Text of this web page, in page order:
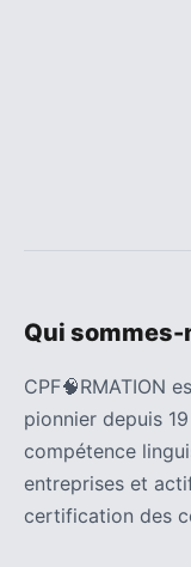
Qui sommes-
CPF🧠RMATION
pionnier depuis
compétence
entreprises et
certification des